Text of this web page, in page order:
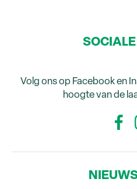
Volg ons op Facebook en
hoogte van de